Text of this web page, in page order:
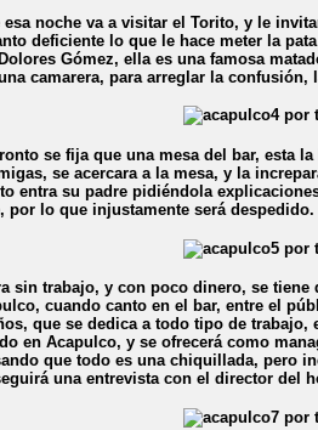
esa noche va a visitar el Torito, y le
deficiente lo que le hace meter la
Gómez, ella es una famosa
camarera, para arreglar la confusión,
se fija que una mesa del bar, esta
se acercara a la mesa, y la
entra su padre pidiéndola
por lo que injustamente será despedido.
sin trabajo, y con poco dinero, se tiene
cuando canto en el bar, entre el
que se dedica a todo tipo de trabajo,
en Acapulco, y se ofrecerá como
que todo es una chiquillada, pero
una entrevista con el director del